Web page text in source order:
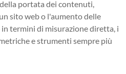
portata dei contenuti,
sito web o l'aumento delle
termini di misurazione diretta, i
e strumenti sempre più